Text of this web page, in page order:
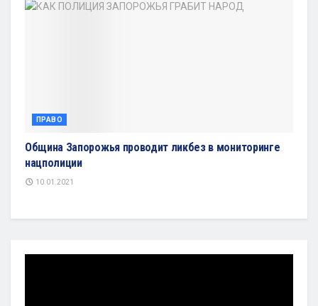
ПРАВО
Община Запорожья проводит ликбез в мониторинге
нацполиции
10.01.2021